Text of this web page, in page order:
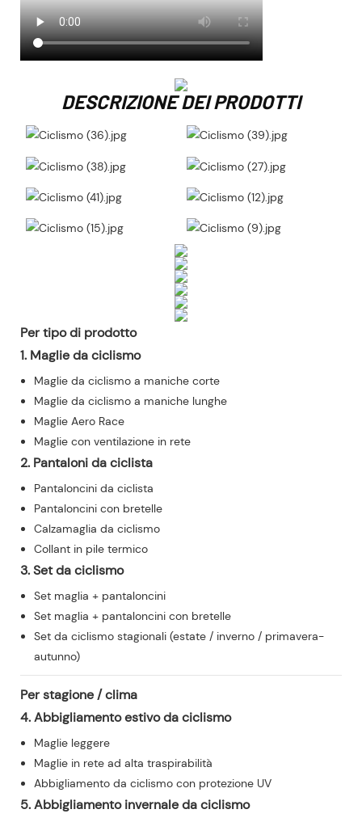
DESCRIZIONE DEI PRODOTTI
Per tipo di prodotto
1. Maglie da ciclismo
Maglie da ciclismo a maniche corte
Maglie da ciclismo a maniche lunghe
Maglie Aero Race
Maglie con ventilazione in rete
2. Pantaloni da ciclista
Pantaloncini da ciclista
Pantaloncini con bretelle
Calzamaglia da ciclismo
Collant in pile termico
3. Set da ciclismo
Set maglia + pantaloncini
Set maglia + pantaloncini con bretelle
Set da ciclismo stagionali (estate / inverno / primavera-
autunno)
Per stagione / clima
4. Abbigliamento estivo da ciclismo
Maglie leggere
Maglie in rete ad alta traspirabilità
Abbigliamento da ciclismo con protezione UV
5. Abbigliamento invernale da ciclismo